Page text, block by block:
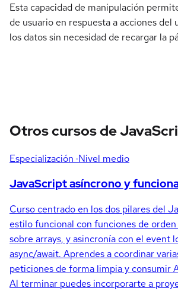
Esta capacidad de manipulación
de usuario en respuesta a acciones del
los datos sin necesidad de recargar la
Otros cursos de
Especialización ·Nivel medio
JavaScript asíncrono y
Curso centrado en los dos pilares del
estilo funcional con funciones de
sobre arrays, y asincronía con el event
async/await. Aprendes a coordinar
peticiones de forma limpia y consumir
Al terminar puedes incorporarte a